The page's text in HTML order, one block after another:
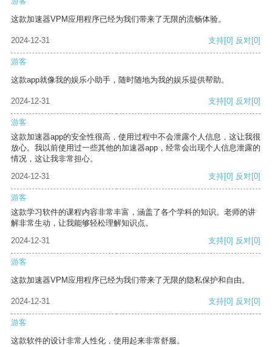
这款加速器VPM应用程序已经为我们带来了无限的流畅体验。
2024-12-31 支持[0] 反对[0]
游客
这款app就像我的娱乐小助手，随时随地为我的娱乐提供帮助。
2024-12-31 支持[0] 反对[0]
游客
这款加速器app的安全性很高，使用过程中不会泄露个人信息，这让我很
放心。我以前使用过一些其他的加速器app，经常会出现个人信息泄露的
情况，这让我非常担心。
2024-12-31
支持[0] 反对[0]
游客
这款学习软件的课程内容非常丰富，涵盖了各个学科的知识。老师的讲
解非常生动，让我能够轻松理解知识点。
2024-12-31
支持[0] 反对[0]
游客
这款加速器VPM应用程序已经为我们带来了无限的隐私保护和自由。
2024-12-31 支持[0] 反对[0]
游客
这款软件的设计非常人性化，使用起来非常舒服。